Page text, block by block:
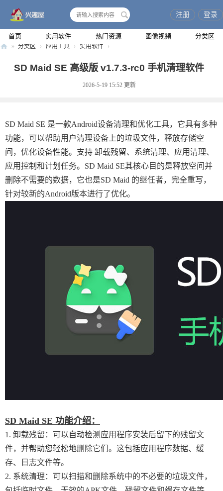
首页 实用软件 热门资源 图像视频 分类区
注册 登录
» 分类区 › 应用工具 › 实用软件 ›
SD Maid SE 高级版 v1.7.3-rc0 手机清理软件
2026-5-19 15:52 更新
SD Maid SE 是一款Android设备清理和优化工具，它具有多种
功能，可以帮助用户清理设备上的垃圾文件，释放存储空
间，优化设备性能。支持 卸载残留、系统清理、应用清理、
应用控制和计划任务。SD Maid SE其核心目的是释放空间并
删除不需要的数据，它也是SD Maid 的继任者，完全重写，
针对较新的Android版本进行了优化。
SD Maid SE 功能介绍：
1. 卸载残留：可以自动检测应用程序安装后留下的残留文
件，并帮助您轻松地删除它们。这包括应用程序数据、缓
存、日志文件等。
2. 系统清理：可以扫描和删除系统中的不必要的垃圾文件，